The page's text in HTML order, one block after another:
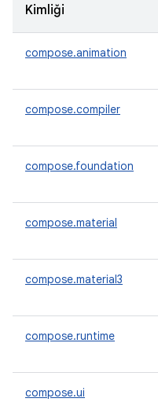
Kimliği
compose.animation
compose.compiler
compose.foundation
compose.material
compose.material3
compose.runtime
compose.ui